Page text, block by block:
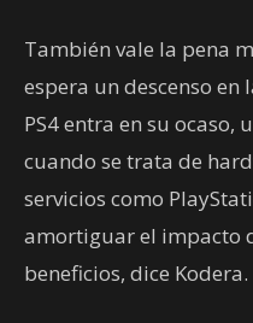
También vale la pena
espera un descenso en
PS4 entra en su ocaso,
cuando se trata de
servicios como
amortiguar el impacto
beneficios, dice Kodera.